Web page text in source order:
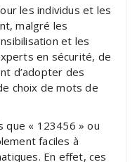
les individus et les
malgré les
et les
en sécurité, de
d’adopter des
choix de mots de
que « 123456 » ou
faciles à
En effet, ces